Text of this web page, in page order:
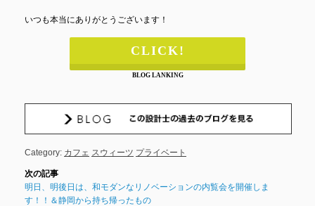
いつも本当にありがとうございます！
CLICK!
BLOG LANKING
Category: カフェ スウィーツ プライベート
明日、明後日は、和モダンなリノベーションの内覧会を開催しま
す！！＆静岡から持ち帰ったもの